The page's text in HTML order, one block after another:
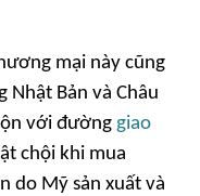
mại này cũng
Bản và Châu
với đường giao
chội khi mua
do Mỹ sản xuất và